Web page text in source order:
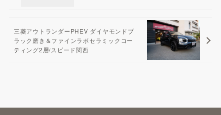
三菱アウトランダーPHEV ダイヤモンドブ
ラック磨き＆ファインラボセラミックコー
ティング2層/スピード関西